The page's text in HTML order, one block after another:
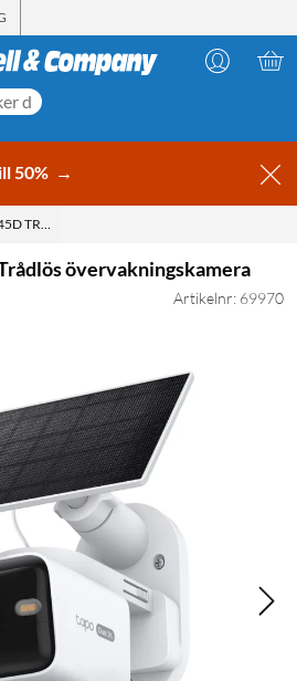
50% →
TRÅDLÖS ÖVERVAKNINGSKAMERA
övervakningskamera
Artikelnr: 69970